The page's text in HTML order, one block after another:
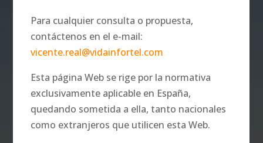
Para cualquier consulta o propuesta,
contáctenos en el e-mail:
vicente.real@vidainfortel.com
Esta página Web se rige por la normativa
exclusivamente aplicable en España,
quedando sometida a ella, tanto nacionales
como extranjeros que utilicen esta Web.